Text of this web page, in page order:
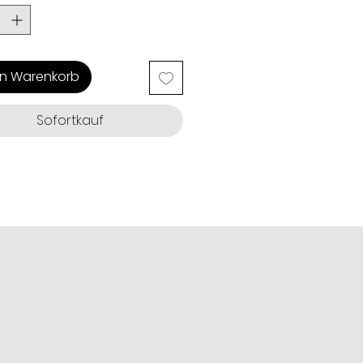
Warenkorb
Sofortkauf